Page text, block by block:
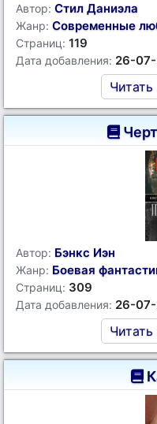
Автор: Стил Даниэла
Жанр: Современные
Страниц: 119
Дата добавления: 26-
Читать
Автор: Бэнкс Иэн
Жанр: Боевая
Страниц: 309
Дата добавления: 26-
Читать